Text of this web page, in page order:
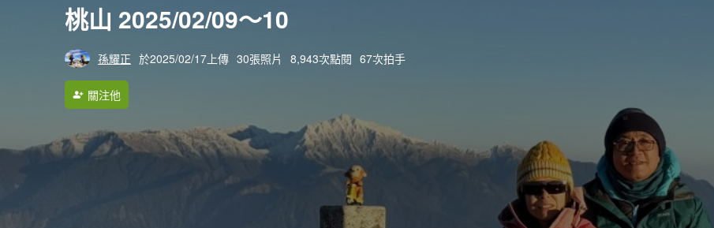
桃山 2025/02/09～10
孫耀正 於2025/02/17上傳 30張照片 8,943次點閱 67次拍手
關注他